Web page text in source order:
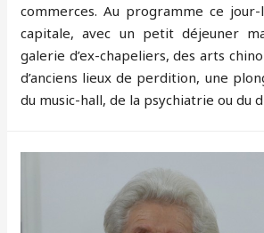
commerces. Au programme ce
capitale, avec un petit déjeuner
galerie d’ex-chapeliers, des arts
d’anciens lieux de perdition, une
du music-hall, de la psychiatrie ou du